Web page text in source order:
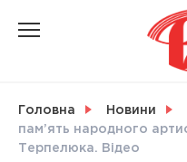
СВІТ
Головна Новини
пам’ять народного
Терпелюка. Відео